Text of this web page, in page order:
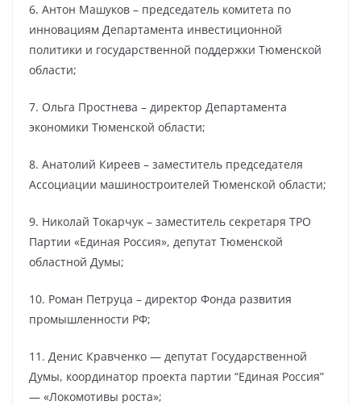
6. Антон Машуков – председатель комитета по
инновациям Департамента инвестиционной
политики и государственной поддержки Тюменской
области;
7. Ольга Простнева – директор Департамента
экономики Тюменской области;
8. Анатолий Киреев – заместитель председателя
Ассоциации машиностроителей Тюменской области;
9. Николай Токарчук – заместитель секретаря ТРО
Партии «Единая Россия», депутат Тюменской
областной Думы;
10. Роман Петруца – директор Фонда развития
промышленности РФ;
11. Денис Кравченко — депутат Государственной
Думы, координатор проекта партии “Единая Россия”
— «Локомотивы роста»;